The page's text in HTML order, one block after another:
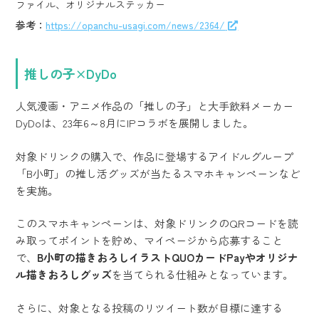
ファイル、オリジナルステッカー
参考：https://opanchu-usagi.com/news/2364/
推しの子×DyDo
人気漫画・アニメ作品の「推しの子」と大手飲料メーカー
DyDoは、23年6～8月にIPコラボを展開しました。
対象ドリンクの購入で、作品に登場するアイドルグループ
「B小町」の推し活グッズが当たるスマホキャンペーンなど
を実施。
このスマホキャンペーンは、対象ドリンクのQRコードを読
み取ってポイントを貯め、マイページから応募すること
で、 B小町の描きおろしイラストQUOカードPayやオリジナ
ル描きおろしグッズを当てられる仕組みとなっています。
さらに、対象となる投稿のリツイート数が目標に達する